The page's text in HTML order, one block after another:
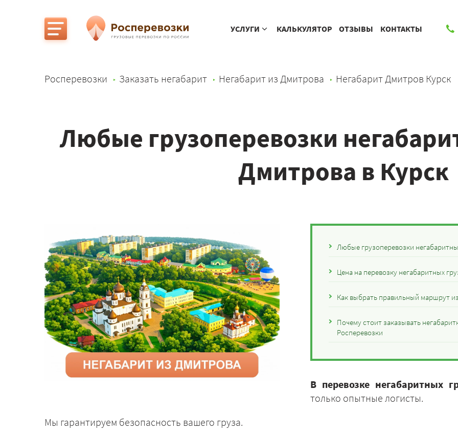
УСЛУГИ КАЛЬКУЛЯТОР ОТЗЫВЫ КОНТАКТЫ
Росперевозки Заказать негабарит Негабарит из Дмитрова Негабарит Дмитров Курск
Любые грузоперевозки
Дмитрова в Курск
Любые грузоперевозки
Цена на перевозку негабаритных
Как выбрать правильный маршрут
Почему стоит заказывать
Росперевозки
В перевозке негабаритных
только опытные логисты.
Мы гарантируем безопасность вашего груза.